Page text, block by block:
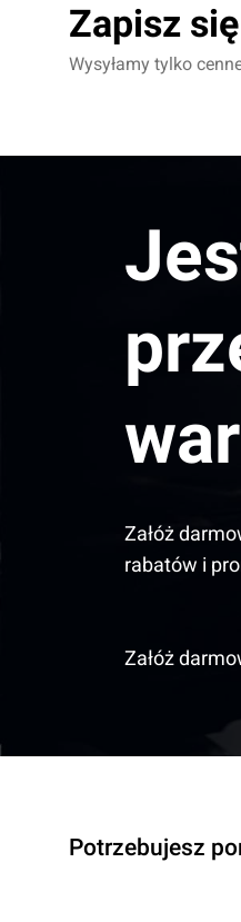
Zapisz
Wysyłamy tylko
Załóż
rabatów i
Załóż
Potrzebujesz